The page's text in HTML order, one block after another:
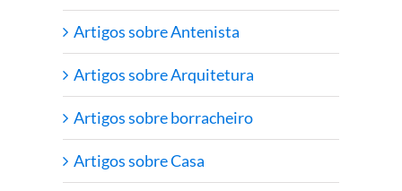
Artigos sobre Antenista
Artigos sobre Arquitetura
Artigos sobre borracheiro
Artigos sobre Casa